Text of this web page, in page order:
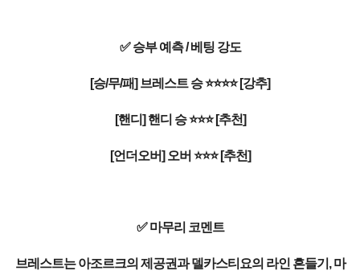
✅ 승부 예측 / 베팅 강도
[승/무/패] 브레스트 승 ⭐⭐⭐⭐ [강추]
[핸디] 핸디 승 ⭐⭐⭐ [추천]
[언더오버] 오버 ⭐⭐⭐ [추천]
✅ 마무리 코멘트
브레스트는 아조르크의 제공권과 델카스티요의 라인 흔들기, 마